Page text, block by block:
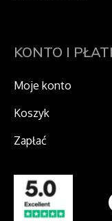
KONTO I
Moje konto
Koszyk
Zapłać